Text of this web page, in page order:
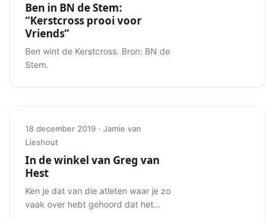
Ben in BN de Stem:
“Kerstcross prooi voor
Vriends”
Ben wint de Kerstcross. Bron: BN de
Stem.
18 december 2019 · Jamie van
Lieshout
In de winkel van Greg van
Hest
Ken je dat van die atleten waar je zo
vaak over hebt gehoord dat het